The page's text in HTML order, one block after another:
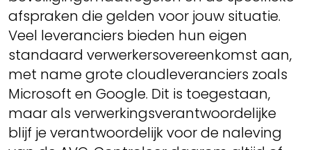
afspraken die gelden voor jouw situatie.
Veel leveranciers bieden hun eigen
standaard verwerkersovereenkomst aan,
met name grote cloudleveranciers zoals
Microsoft en Google. Dit is toegestaan,
maar als verwerkingsverantwoordelijke
blijf je verantwoordelijk voor de naleving